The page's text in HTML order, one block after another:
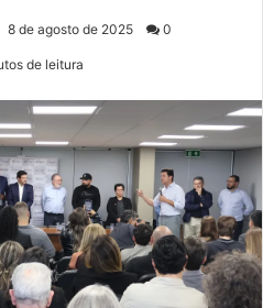
8 de agosto de 2025 0
de leitura